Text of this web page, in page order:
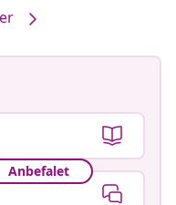
Anbefalet